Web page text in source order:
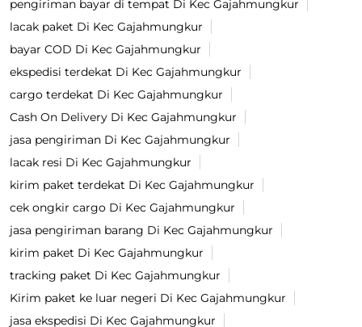
pengiriman bayar di tempat Di Kec Gajahmungkur
lacak paket Di Kec Gajahmungkur
bayar COD Di Kec Gajahmungkur
ekspedisi terdekat Di Kec Gajahmungkur
cargo terdekat Di Kec Gajahmungkur
Cash On Delivery Di Kec Gajahmungkur
jasa pengiriman Di Kec Gajahmungkur
lacak resi Di Kec Gajahmungkur
kirim paket terdekat Di Kec Gajahmungkur
cek ongkir cargo Di Kec Gajahmungkur
jasa pengiriman barang Di Kec Gajahmungkur
kirim paket Di Kec Gajahmungkur
tracking paket Di Kec Gajahmungkur
Kirim paket ke luar negeri Di Kec Gajahmungkur
jasa ekspedisi Di Kec Gajahmungkur